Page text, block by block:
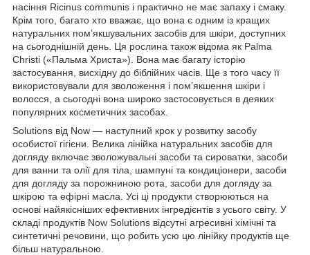
насіння Ricinus communis і практично не має запаху і смаку.
Крім того, багато хто вважає, що вона є одним із кращих
натуральних пом’якшувальних засобів для шкіри, доступних
на сьогоднішній день. Ця рослина також відома як Palma
Christi («Пальма Христа»). Вона має багату історію
застосування, висхідну до біблійних часів. Ще з того часу її
використовували для зволоження і пом’якшення шкіри і
волосся, а сьогодні вона широко застосовується в деяких
популярних косметичних засобах.
Solutions від Now — наступний крок у розвитку засобу
особистої гігієни. Велика лінійка натуральних засобів для
догляду включає зволожувальні засоби та сироватки, засоби
для ванни та олії для тіла, шампуні та кондиціонери, засоби
для догляду за порожниною рота, засоби для догляду за
шкірою та ефірні масла. Усі ці продукти створюються на
основі найякісніших ефективних інгредієнтів з усього світу. У
складі продуктів Now Solutions відсутні агресивні хімічні та
синтетичні речовини, що робить усю цю лінійку продуктів ще
більш натуральною.